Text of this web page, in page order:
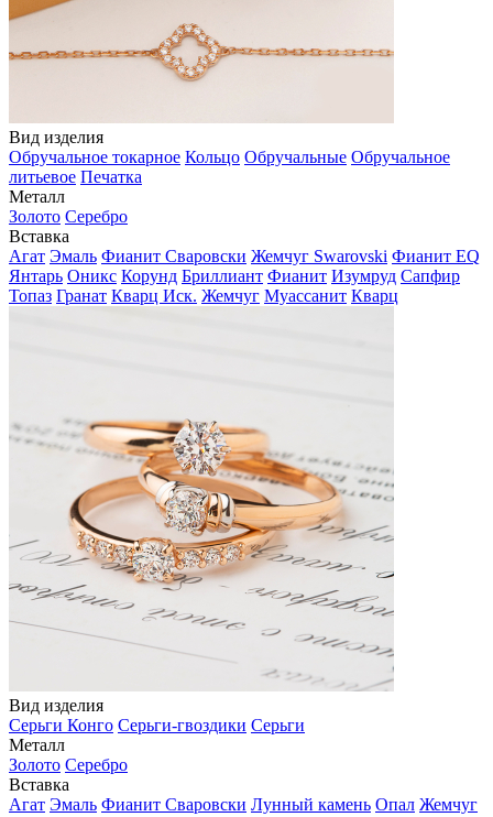
Вид изделия
Обручальное токарное Кольцо Обручальные Обручальное
литьевое Печатка
Металл
Золото Серебро
Вставка
Агат Эмаль Фианит Сваровски Жемчуг Swarovski Фианит EQ
Янтарь Оникс Корунд Бриллиант Фианит Изумруд Сапфир
Топаз Гранат Кварц Иск. Жемчуг Муассанит Кварц
Вид изделия
Серьги Конго Серьги-гвоздики Серьги
Металл
Золото Серебро
Вставка
Агат Эмаль Фианит Сваровски Лунный камень Опал Жемчуг